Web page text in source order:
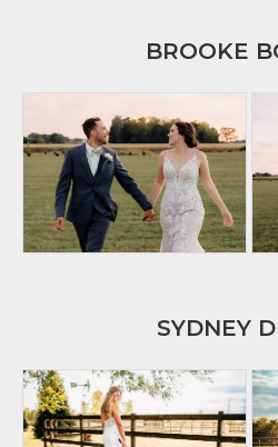
BROOKE
SYDNEY